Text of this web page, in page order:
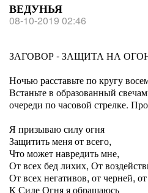
ВЕДУНЬЯ
08-10-2019 02:46
ЗАГОВОР - ЗАЩИТА НА
Ночью расставьте по кругу
Встаньте в образованный
очереди по часовой стрелке.
Я призываю силу огня
Защитить меня от всего,
Что может навредить мне,
От всех бед лихих, От
От всех негативов, от черней, от
К Силе Огня я обращаюсь